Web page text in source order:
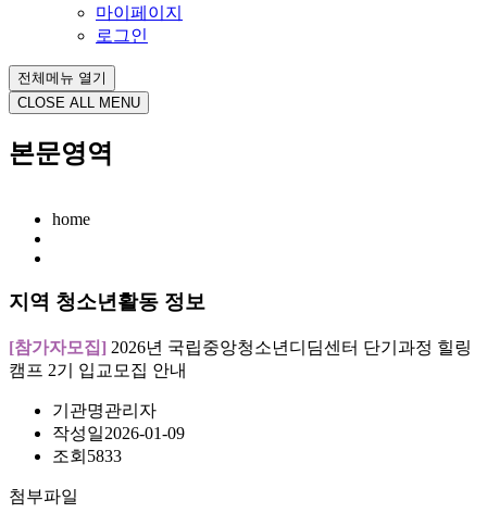
마이페이지
로그인
전체메뉴 열기
CLOSE ALL MENU
본문영역
home
지역 청소년활동 정보
[참가자모집] 2026년 국립중앙청소년디딤센터 단기과정 힐링
캠프 2기 입교모집 안내
기관명관리자
작성일2026-01-09
조회 5833
첨부파일